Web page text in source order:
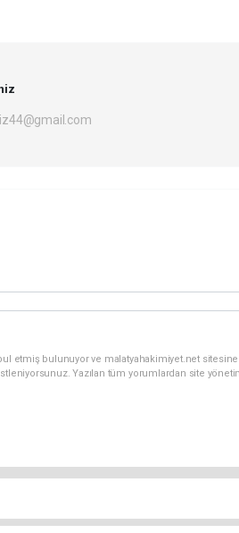
etmiş bulunuyor ve malatyahakimiyet.net
Yazılan tüm yorumlardan site